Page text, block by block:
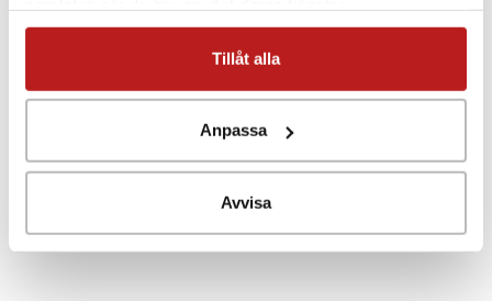
Tillåt alla
Anpassa
Avvisa
HUMIDITY SENSOR
Measuring range 0 to 100 % RH
Accuracy ±2.5 % RH from 5 to 95 % at 23 °C